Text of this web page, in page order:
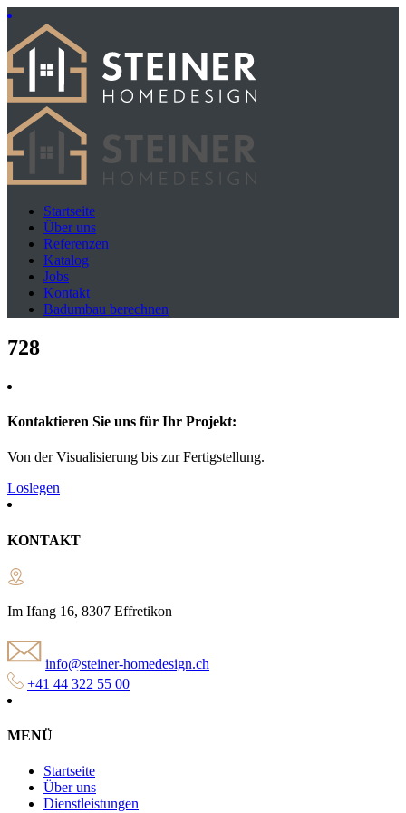
Startseite
Über uns
Referenzen
Katalog
Jobs
Kontakt
Badumbau berechnen
728
Kontaktieren Sie uns für Ihr Projekt:
Von der Visualisierung bis zur Fertigstellung.
Loslegen
KONTAKT
Im Ifang 16, 8307 Effretikon
info@steiner-homedesign.ch
+41 44 322 55 00
MENÜ
Startseite
Über uns
Dienstleistungen